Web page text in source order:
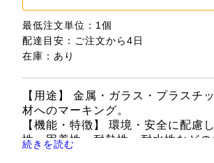
最低注文単位：1個
配達目安：ご注文から4日
在庫：あり
【用途】 金属・ガラス・プラスチ
材へのマーキング。
【機能・特徴】 環境・安全に配慮
性・固着性・耐熱性・耐水性など
続きを読む